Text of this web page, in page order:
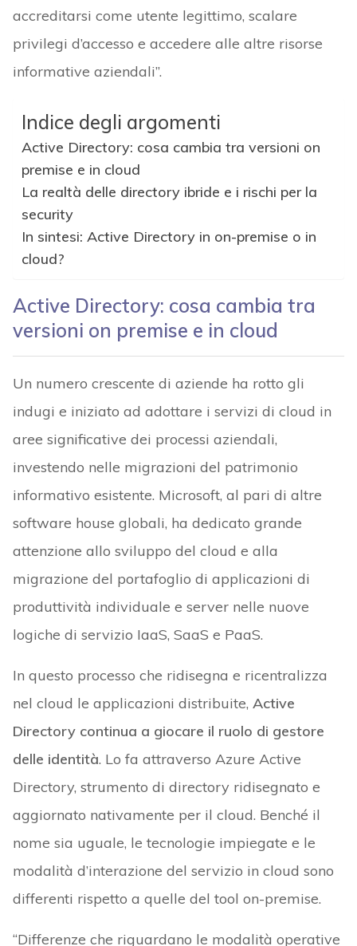
accreditarsi come utente legittimo, scalare
privilegi d’accesso e accedere alle altre risorse
informative aziendali”.
Indice degli argomenti
Active Directory: cosa cambia tra versioni on
premise e in cloud
La realtà delle directory ibride e i rischi per la
security
In sintesi: Active Directory in on-premise o in
cloud?
Active Directory: cosa cambia tra
versioni on premise e in cloud
Un numero crescente di aziende ha rotto gli
indugi e iniziato ad adottare i servizi di cloud in
aree significative dei processi aziendali,
investendo nelle migrazioni del patrimonio
informativo esistente. Microsoft, al pari di altre
software house globali, ha dedicato grande
attenzione allo sviluppo del cloud e alla
migrazione del portafoglio di applicazioni di
produttività individuale e server nelle nuove
logiche di servizio IaaS, SaaS e PaaS.
In questo processo che ridisegna e ricentralizza
nel cloud le applicazioni distribuite, Active
Directory continua a giocare il ruolo di gestore
delle identità. Lo fa attraverso Azure Active
Directory, strumento di directory ridisegnato e
aggiornato nativamente per il cloud. Benché il
nome sia uguale, le tecnologie impiegate e le
modalità d’interazione del servizio in cloud sono
differenti rispetto a quelle del tool on-premise.
“Differenze che riguardano le modalità operative